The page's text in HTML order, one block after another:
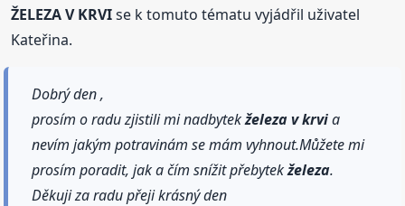
ŽELEZA V KRVIse k tomuto tématu vyjádřil uživatel
Kateřina.
Dobrý den ,
prosím o radu zjistili mi nadbytekželeza v krvia
nevím jakým potravinám se mám vyhnout.Můžete mi
prosím poradit, jak a čím snížit přebytekželeza.
Děkuji za radu přeji krásný den